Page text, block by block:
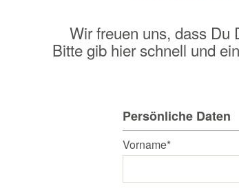
Wir freuen uns, dass Du
Bitte gib hier schnell und
Persönliche Daten
Vorname*